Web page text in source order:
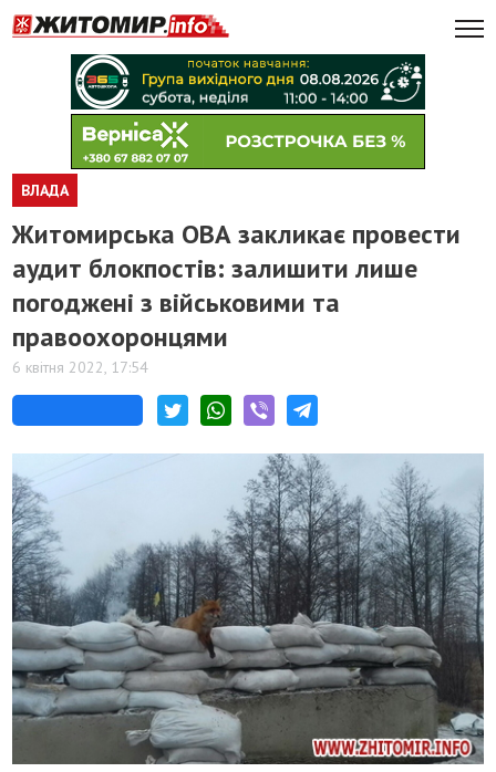
ВЛАДА
Житомирська ОВА закликає провести
аудит блокпостів: залишити лише
погоджені з військовими та
правоохоронцями
6 квітня 2022, 17:54